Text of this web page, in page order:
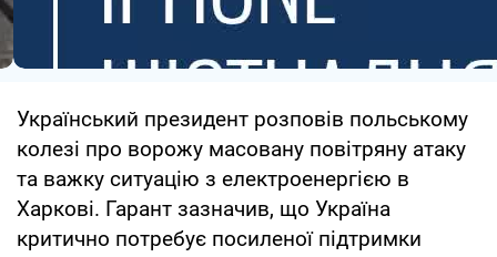
Український президент розповів польському
колезі про ворожу масовану повітряну атаку
та важку ситуацію з електроенергією в
Харкові. Гарант зазначив, що Україна
критично потребує посиленої підтримки